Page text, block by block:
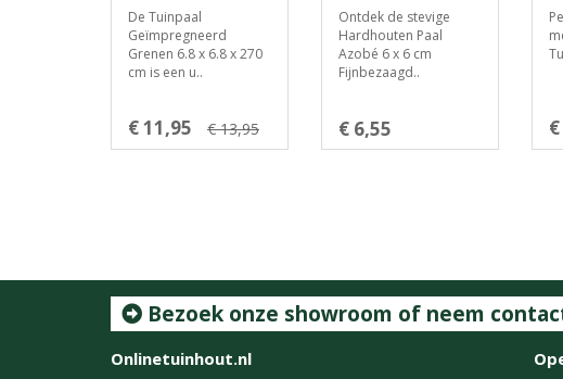
De Tuinpaal
Geïmpregneerd
Grenen 6.8 x 6.8 x 270
cm is een u..
€ 11,95 € 13,95
Ontdek de stevige
Hardhouten Paal
Azobé 6 x 6 cm
Fijnbezaagd..
€ 6,55
Bezoek onze showroom of neem
Onlinetuinhout.nl